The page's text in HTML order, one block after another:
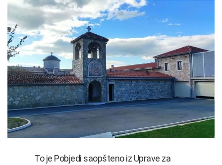
To je Pobjedi saopšteno iz Uprave za